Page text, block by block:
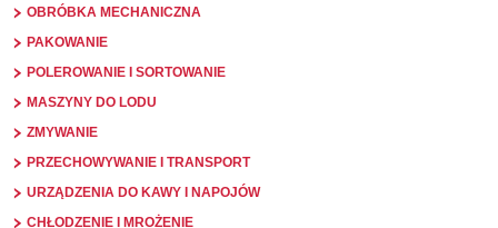
OBRÓBKA MECHANICZNA
PAKOWANIE
POLEROWANIE I SORTOWANIE
MASZYNY DO LODU
ZMYWANIE
PRZECHOWYWANIE I TRANSPORT
URZĄDZENIA DO KAWY I NAPOJÓW
CHŁODZENIE I MROŻENIE